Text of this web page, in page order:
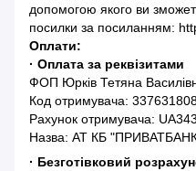
допомогою якого ви
посилки за посиланням:
Оплати:
· Оплата за реквізитами
ФОП Юрків Тетяна
Код отримувача:
Рахунок отримувача:
Назва: АТ КБ
· Безготівковий